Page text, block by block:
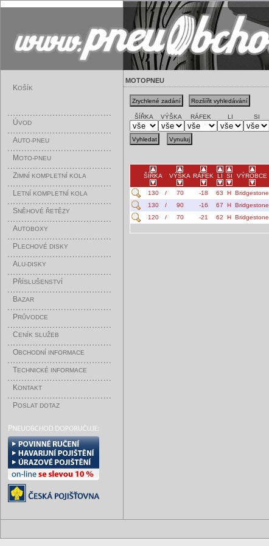
KOŠÍK
ÚVOD
AUTO-PNEU
MOTO-PNEU
ZIMNÍ KOMPLETNÍ KOLA
LETNÍ KOMPLETNÍ KOLA
SNĚHOVÉ ŘETĚZY
AUTOBOXY
PLECHOVÉ DISKY
ALU-DISKY
PŘÍSLUŠENSTVÍ
BAZAR
PRŮVODCE
CENÍK SLUŽEB
OBCHODNÍ INFORMACE
TECHNICKÉ INFORMACE
KONTAKT
POSLAT DOTAZ
MOTOPNEU
ŠÍŘKA VÝŠKA RÁFEK LI SI
ŠÍŘKA VÝŠKA RÁFEK LI SI VÝROBCE
130 / 70 -18 63 H Bridgestone
130
/ 90 -16 67 H Bridgestone
120
/ 70 -21 62 H Bridgestone